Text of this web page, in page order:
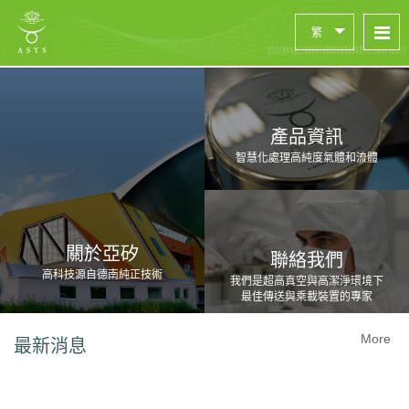
繁
產品資訊
智慧化處理高純度氣體和流體
關於亞矽
高科技源自德南純正技術
聯絡我們
我們是超高真空與高潔淨環境下
最佳傳送與乘載裝置的專家
最新消息 More